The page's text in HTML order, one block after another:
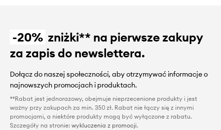
-20% zniżki** na pierwsze zakupy
za zapis do newslettera.
Dołącz do naszej społeczności, aby otrzymywać informacje o
najnowszych promocjach i produktach.
**Rabat jest jednorazowy, obejmuje nieprzecenione produkty i jest
ważny przy zakupach za min. 350 zł. Rabat nie łączy się z innymi
promocjami, a niektóre produkty mogą być wyłączone z rabatu.
Szczegóły na stronie: wykluczenia z promocji.